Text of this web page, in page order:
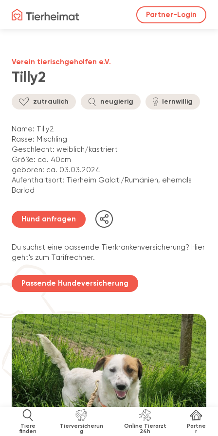
Partner-Login
Tiere
finden
Tierversicherun
g
Online Tierarzt
24h
Partne
r
Tilly2
Verein tierischgeholfen e.V.
zutraulich neugierig lernwillig
Name: Tilly2
Rasse: Mischling
Geschlecht: weiblich/kastriert
Größe: ca. 40cm
geboren: ca. 03.03.2024
Aufenthaltsort: Tierheim Galati/Rumänien, ehemals
Barlad
Hund anfragen
Du suchst eine passende Tierkrankenversicherung? Hier
geht's zum Tarifrechner.
Passende Hundeversicherung